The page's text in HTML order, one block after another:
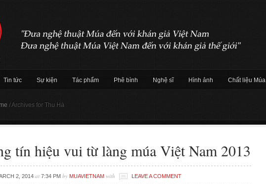
Tin tức Sự kiện Tác phẩm Phê bình Nghệ sĩ Hình ảnh Chất liệu Múa
/Archives for Thu Hà
tín hiệu vui từ làng múa Việt Nam 2013
2, 2014 at 7:34 PM by MUAVIETNAM with LEAVE A COMMENT